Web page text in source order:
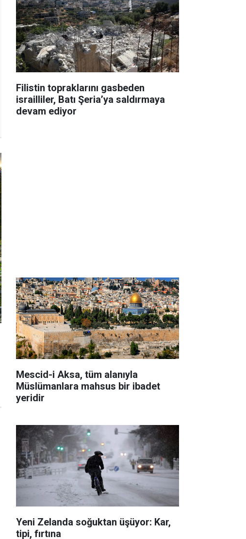
Filistin topraklarını gasbeden
israilliler, Batı Şeria’ya saldırmaya
devam ediyor
Mescid-i Aksa, tüm alanıyla
Müslümanlara mahsus bir ibadet
yeridir
Yeni Zelanda soğuktan üşüyor: Kar,
tipi, fırtına